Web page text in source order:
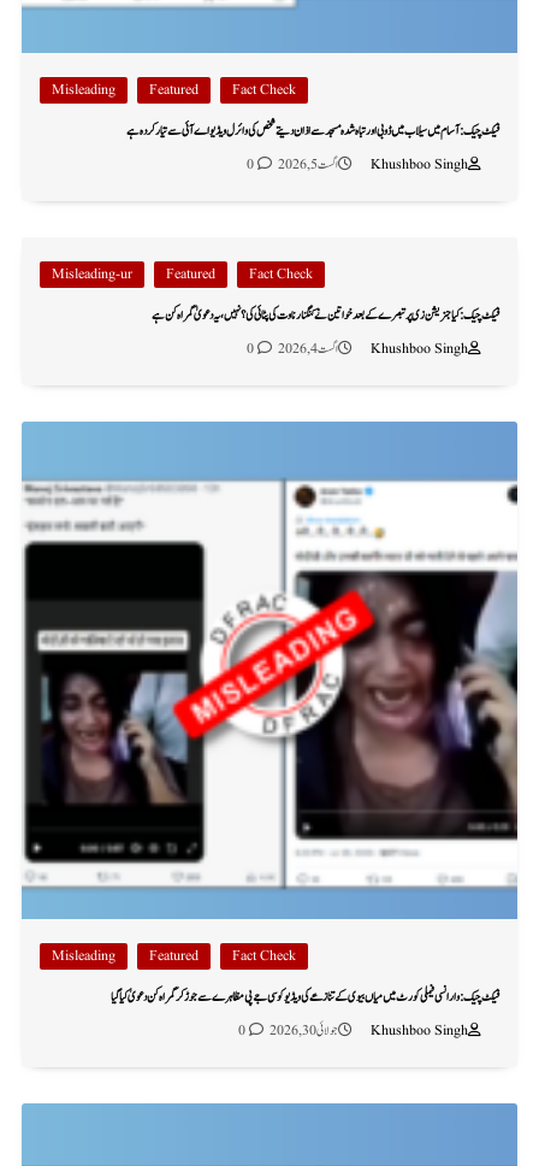
Fact Check
Featured
Misleading
فیکٹ چیک: آسام میں سیلاب میں ڈوبی اور تباہ شدہ مسجد سے اذان دیتے شخص کی وائرل ویڈیو اے آئی سے تیار کردہ ہے
Khushboo Singh
اگست 5, 2026 0
Fact Check
Featured
Misleading-ur
فیکٹ چیک: کیا جنریشن زی پر تبصرے کے بعد خواتین نے کنگنا رناوت کی پٹائی کی؟ نہیں، یہ دعویٰ گمراہ کن ہے
Khushboo Singh
اگست 4, 2026 0
Fact Check
Featured
Misleading
فیکٹ چیک: وارانسی فیملی کورٹ میں میاں بیوی کے تنازعے کی ویڈیو کو سی جے پی مظاہرے سے جوڑ کر گمراہ کن دعویٰ کیا گیا
Khushboo Singh
جولائی 30, 2026 0